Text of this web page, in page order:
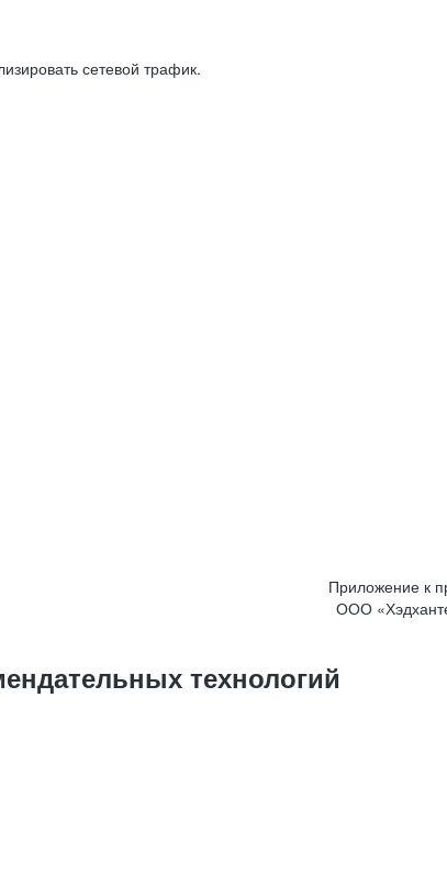
сетевой трафик.
Приложение к
ООО
технологий